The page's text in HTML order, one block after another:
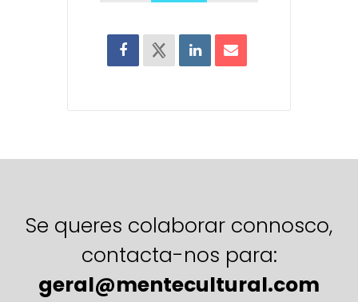
Se queres colaborar connosco,
contacta-nos para:
geral@mentecultural.com